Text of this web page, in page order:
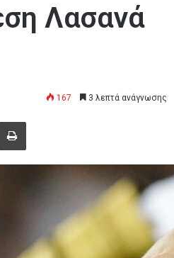
Λασανά
167 3 λεπτά ανάγνωσης